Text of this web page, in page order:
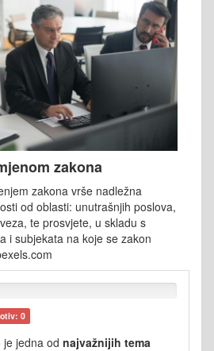
zakona
zakona vrše nadležna
od oblasti: unutrašnjih poslova,
te prosvjete, u skladu s
i subjekata na koje se zakon
0
je jedna od najvažnijih tema